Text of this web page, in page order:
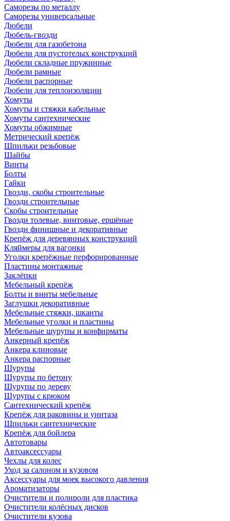
Саморезы по металлу
Саморезы универсальные
Дюбели
Дюбель-гвозди
Дюбели для газобетона
Дюбели для пустотелых конструкций
Дюбели складные пружинные
Дюбели рамные
Дюбели распорные
Дюбели для теплоизоляции
Хомуты
Хомуты и стяжки кабельные
Хомуты сантехнические
Хомуты обжимные
Метрический крепёж
Шпильки резьбовые
Шайбы
Винты
Болты
Гайки
Гвозди, скобы строительные
Гвозди строительные
Скобы строительные
Гвозди толевые, винтовые, ершёные
Гвозди финишные и декоративные
Крепёж для деревянных конструкций
Кляймеры для вагонки
Уголки крепёжные перфорированные
Пластины монтажные
Заклёпки
Мебельный крепёж
Болты и винты мебельные
Заглушки декоративные
Мебельные стяжки, шканты
Мебельные уголки и пластины
Мебельные шурупы и конфирматы
Анкерный крепёж
Анкера клиновые
Анкера распорные
Шурупы
Шурупы по бетону
Шурупы по дереву
Шурупы с крюком
Сантехнический крепёж
Крепёж для раковины и унитаза
Шпильки сантехнические
Крепёж для бойлера
Автотовары
Автоаксессуары
Чехлы для колес
Уход за салоном и кузовом
Аксессуары для моек высокого давления
Ароматизаторы
Очистители и полироли для пластика
Очистители колёсных дисков
Очистители кузова